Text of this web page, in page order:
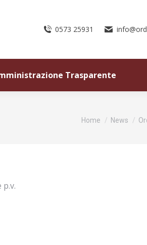
0573 25931
Trasparente
Tu sei qui:
Home News